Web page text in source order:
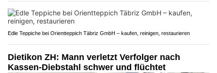
Edle Teppiche bei Orientteppich Täbriz GmbH – kaufen, reinigen, restaurieren
Dietikon ZH: Mann verletzt Verfolger nach
Kassen-Diebstahl schwer und flüchtet